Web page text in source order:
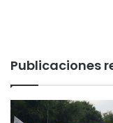
Publicaciones